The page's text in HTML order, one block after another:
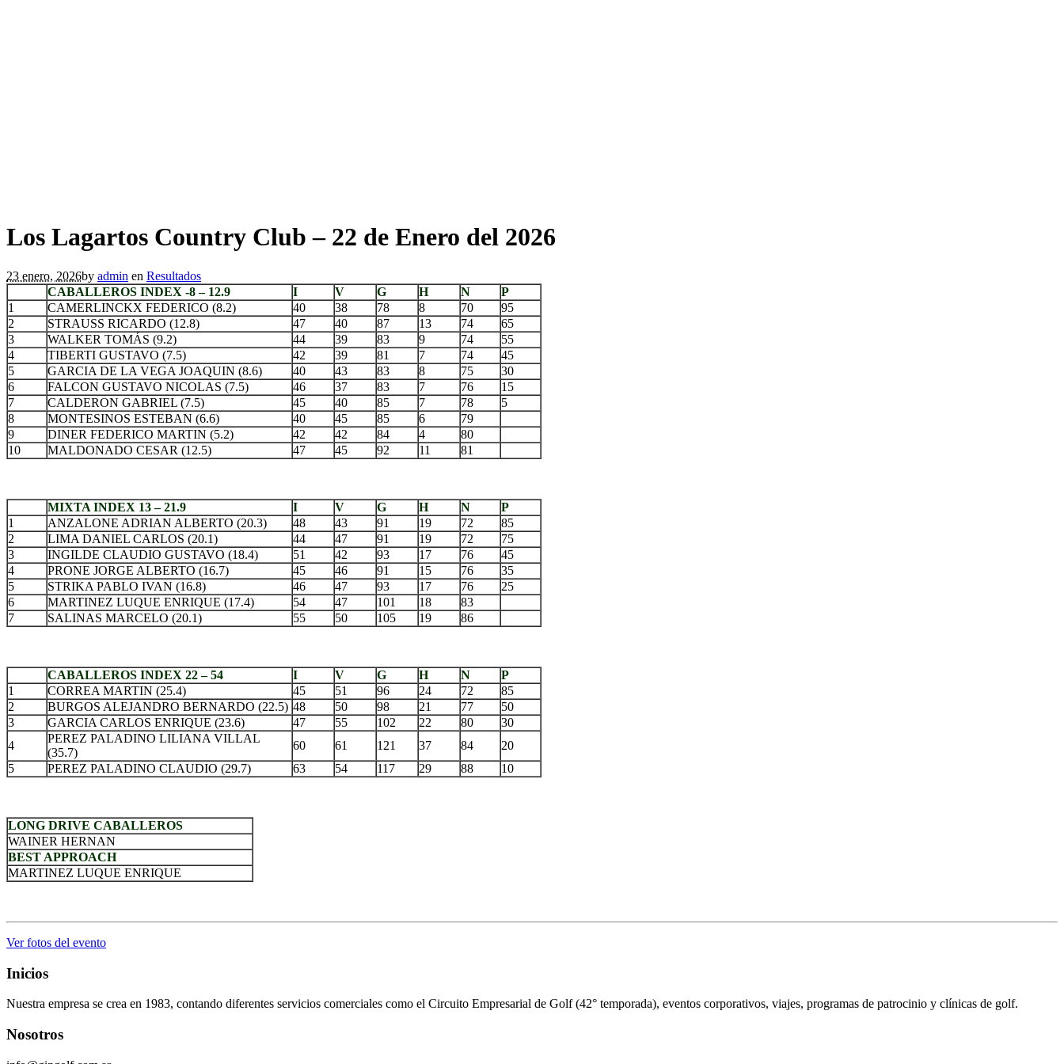
Los Lagartos Country Club – 22 de Enero del 2026
23 enero, 2026by admin en Resultados
CABALLEROS INDEX -8 – 12.9
I V G H N
P
1
CAMERLINCKX FEDERICO (8.2) 40 38 78 8 70
95
2
STRAUSS RICARDO (12.8) 47 40 87 13 74
65
3
WALKER TOMÁS (9.2) 44 39 83 9 74
55
4
TIBERTI GUSTAVO (7.5) 42 39 81 7 74
45
5
GARCIA DE LA VEGA JOAQUIN (8.6) 40 43 83 8 75
30
6
FALCON GUSTAVO NICOLAS (7.5) 46 37 83 7 76
15
7
CALDERON GABRIEL (7.5) 45 40 85 7 78
5
8
MONTESINOS ESTEBAN (6.6) 40 45 85 6
79
9
DINER FEDERICO MARTIN (5.2) 42 42 84 4
80
10
MALDONADO CESAR (12.5) 47 45 92 11 81
MIXTA INDEX 13 – 21.9 I V G H N
P
1
ANZALONE ADRIAN ALBERTO (20.3) 48 43 91 19 72
85
2
LIMA DANIEL CARLOS (20.1) 44 47 91 19 72
75
3
INGILDE CLAUDIO GUSTAVO (18.4) 51 42 93 17 76
45
4
PRONE JORGE ALBERTO (16.7) 45 46 91 15 76
35
5
STRIKA PABLO IVAN (16.8) 46 47 93 17 76
25
6
MARTINEZ LUQUE ENRIQUE (17.4) 54 47 101 18
83
7
SALINAS MARCELO (20.1) 55 50 105 19 86
CABALLEROS INDEX 22 – 54 I V G H N
P
1
CORREA MARTIN (25.4) 45 51 96 24 72
85
2
BURGOS ALEJANDRO BERNARDO (22.5) 48 50 98 21 77
50
3
GARCIA CARLOS ENRIQUE (23.6) 47 55 102 22 80
30
4
PEREZ PALADINO LILIANA VILLAL
(35.7)
60 61 121 37 84
20
5
PEREZ PALADINO CLAUDIO (29.7) 63 54 117 29 88 10
LONG DRIVE CABALLEROS
WAINER HERNAN
BEST APPROACH
MARTINEZ LUQUE ENRIQUE
Ver fotos del evento
Inicios
Nuestra empresa se crea en 1983, contando diferentes servicios comerciales como el Circuito Empresarial de Golf (42° temporada), eventos corporativos, viajes, programas de patrocinio y clínicas de golf.
Nosotros